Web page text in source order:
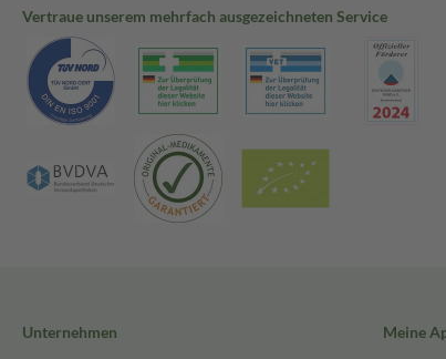
Vertraue unserem mehrfach ausgezeichneten Service
Unternehmen
Meine